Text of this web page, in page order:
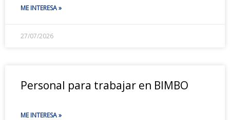
ME INTERESA »
27/07/2026
Personal para trabajar en BIMBO
ME INTERESA »